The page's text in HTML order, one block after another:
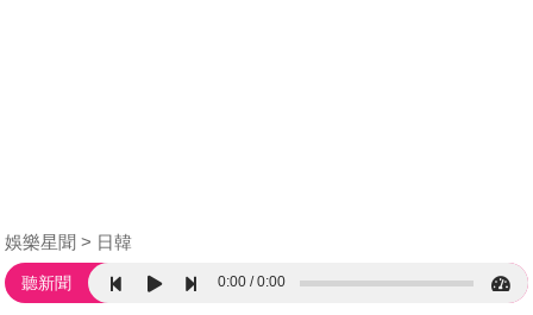
娛樂星聞 日韓
聽新聞 0:00 0:00